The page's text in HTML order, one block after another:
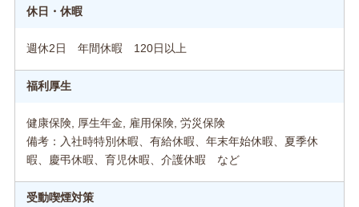
休日・休暇
週休2日 年間休暇 120日以上
福利厚生
健康保険, 厚生年金, 雇用保険, 労災保険
備考：入社時特別休暇、有給休暇、年末年始休暇、夏季休
暇、慶弔休暇、育児休暇、介護休暇 など
受動喫煙対策